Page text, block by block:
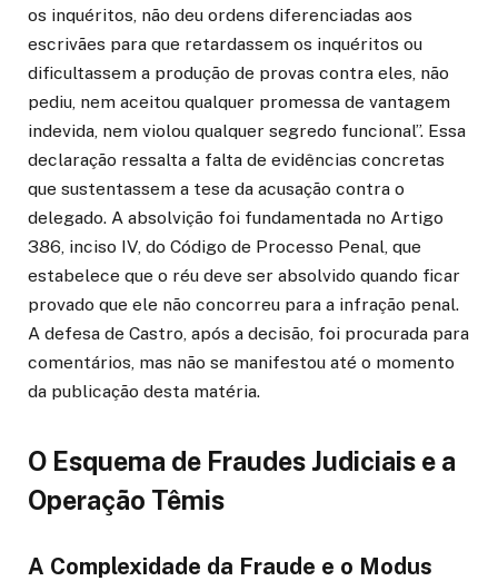
os inquéritos, não deu ordens diferenciadas aos
escrivães para que retardassem os inquéritos ou
dificultassem a produção de provas contra eles, não
pediu, nem aceitou qualquer promessa de vantagem
indevida, nem violou qualquer segredo funcional”. Essa
declaração ressalta a falta de evidências concretas
que sustentassem a tese da acusação contra o
delegado. A absolvição foi fundamentada no Artigo
386, inciso IV, do Código de Processo Penal, que
estabelece que o réu deve ser absolvido quando ficar
provado que ele não concorreu para a infração penal.
A defesa de Castro, após a decisão, foi procurada para
comentários, mas não se manifestou até o momento
da publicação desta matéria.
O Esquema de Fraudes Judiciais e a
Operação Têmis
A Complexidade da Fraude e o Modus